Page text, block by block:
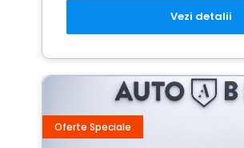
Vezi detalii
Oferte Speciale